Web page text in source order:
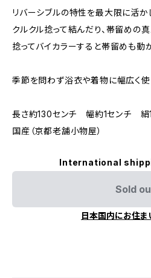
リバーシブルの特性を最大限に活か
クルクル捻って結んだり、帯留めの
捻ってバイカラーすると帯留めも動
季節を問わず浴衣や着物に幅広く使
長さ約130センチ 幅約1センチ 絹
国産（京都老舗小物屋）
International
Sold
日本国内にお住ま